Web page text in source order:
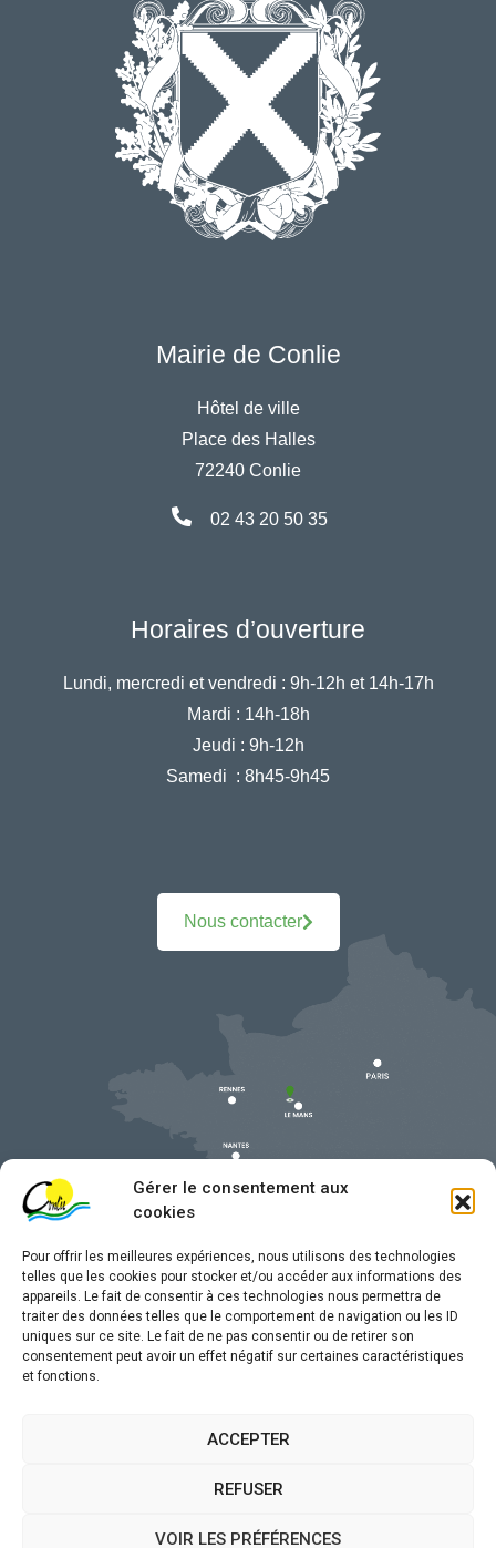
Gérer le consentement aux
cookies
Pour offrir les meilleures expériences, nous utilisons des technologies
telles que les cookies pour stocker et/ou accéder aux informations des
appareils. Le fait de consentir à ces technologies nous permettra de
traiter des données telles que le comportement de navigation ou les ID
uniques sur ce site. Le fait de ne pas consentir ou de retirer son
consentement peut avoir un effet négatif sur certaines caractéristiques
et fonctions.
ACCEPTER
REFUSER
VOIR LES PRÉFÉRENCES
Mairie de Conlie
Hôtel de ville
Place des Halles
72240 Conlie
02 43 20 50 35
Horaires d’ouverture
Lundi, mercredi et vendredi : 9h-12h et 14h-17h
Mardi : 14h-18h
Jeudi : 9h-12h
Samedi : 8h45-9h45
Nous contacter
Mentions légales
Traitement de données personnelles